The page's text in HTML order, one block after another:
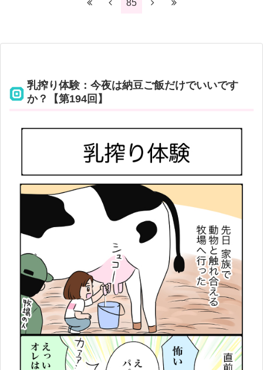
85
乳搾り体験：今夜は納豆ご飯だけでいいです
か？【第194回】